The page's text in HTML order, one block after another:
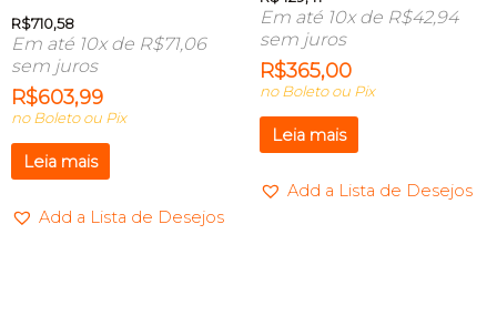
R$710,58
Em até 10x de R$71,06
sem juros
R$603,99
no Boleto ou Pix
Leia mais
Add a Lista de Desejos
Em até 10x de R$42,94
sem juros
R$365,00
no Boleto ou Pix
Leia mais
Add a Lista de Desejos